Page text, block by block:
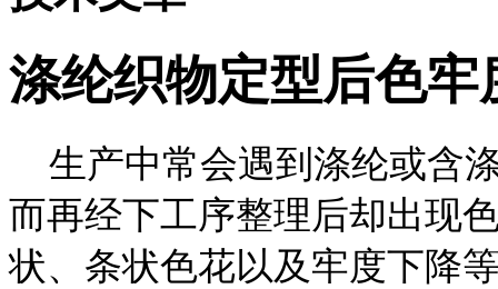
涤纶织物定型后色
生产中常会遇到涤纶或含
而再经下工序整理后却出现
状、条状色花以及牢度下降